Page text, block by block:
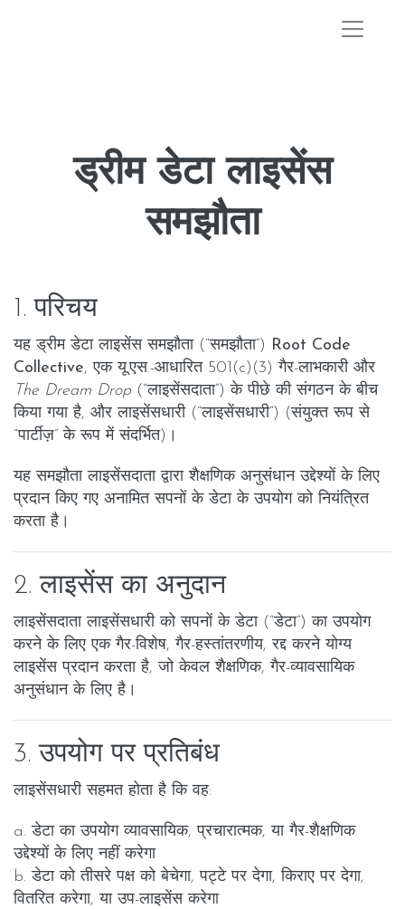
ड्रीम डेटा लाइसेंस
समझौता
1. परिचय
यह ड्रीम डेटा लाइसेंस समझौता (“समझौता”) Root Code
Collective, एक यू.एस.-आधारित 501(c)(3) गैर-लाभकारी और
The Dream Drop(“लाइसेंसदाता”) के पीछे की संगठन के बीच
किया गया है, और लाइसेंसधारी (“लाइसेंसधारी”) (संयुक्त रूप से
“पार्टीज़” के रूप में संदर्भित)।
यह समझौता लाइसेंसदाता द्वारा शैक्षणिक अनुसंधान उद्देश्यों के लिए
प्रदान किए गए अनामित सपनों के डेटा के उपयोग को नियंत्रित
करता है।
2. लाइसेंस का अनुदान
लाइसेंसदाता लाइसेंसधारी को सपनों के डेटा (“डेटा”) का उपयोग
करने के लिए एक गैर-विशेष, गैर-हस्तांतरणीय, रद्द करने योग्य
लाइसेंस प्रदान करता है, जो केवल शैक्षणिक, गैर-व्यावसायिक
अनुसंधान के लिए है।
3. उपयोग पर प्रतिबंध
लाइसेंसधारी सहमत होता है कि वह:
a. डेटा का उपयोग व्यावसायिक, प्रचारात्मक, या गैर-शैक्षणिक
उद्देश्यों के लिए नहीं करेगा
b. डेटा को तीसरे पक्ष को बेचेगा, पट्टे पर देगा, किराए पर देगा,
वितरित करेगा, या उप-लाइसेंस करेगा